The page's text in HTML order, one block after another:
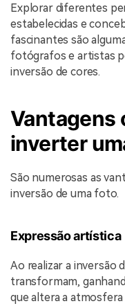
Explorar diferentes
estabelecidas e
fascinantes são
fotógrafos e artistas
inversão de cores.
Vantagens
inverter
São numerosas as
inversão de uma foto.
Expressão artística
Ao realizar a inversão
transformam,
que altera a